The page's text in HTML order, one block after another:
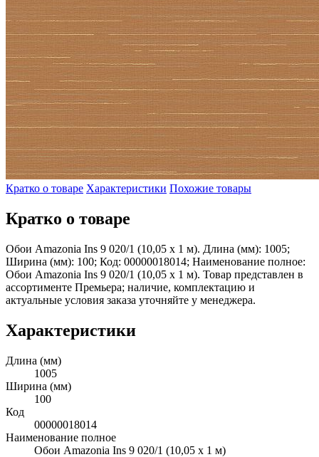
Кратко о товаре Характеристики Похожие товары
Кратко о товаре
Обои Amazonia Ins 9 020/1 (10,05 х 1 м). Длина (мм): 1005;
Ширина (мм): 100; Код: 00000018014; Наименование полное:
Обои Amazonia Ins 9 020/1 (10,05 х 1 м). Товар представлен в
ассортименте Премьера; наличие, комплектацию и
актуальные условия заказа уточняйте у менеджера.
Характеристики
Длина (мм)
1005
Ширина (мм)
100
Код
00000018014
Наименование полное
Обои Amazonia Ins 9 020/1 (10,05 х 1 м)